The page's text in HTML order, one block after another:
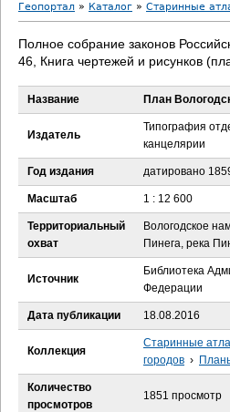
В
ы
д
е
с
ь
Геопортал » Каталог » Старинные
Полное собрание законов
46, Книга чертежей и рисунков
Название План
Издатель
Типография
канцелярии
Год издания датировано
Масштаб 1 : 12 600
Территориальный
охват
Вологодское
Пинега, река
Источник
Библиотека
Федерации
Дата публикации 18.08.2016
Коллекция
Старинные
городов ›
Количество
просмотров
1851 просмотр